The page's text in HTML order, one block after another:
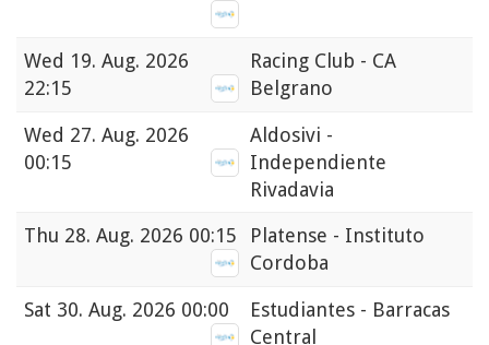
Wed 19. Aug. 2026
22:15
Racing Club - CA
Belgrano
Wed 27. Aug. 2026
00:15
Aldosivi -
Independiente
Rivadavia
Thu 28. Aug. 2026 00:15
Platense - Instituto
Cordoba
Sat 30. Aug. 2026 00:00
Estudiantes - Barracas
Central